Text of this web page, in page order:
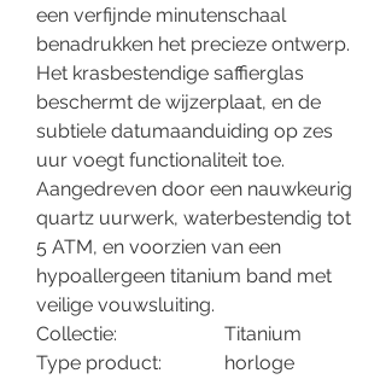
een verfijnde minutenschaal
benadrukken het precieze ontwerp.
Het krasbestendige saffierglas
beschermt de wijzerplaat, en de
subtiele datumaanduiding op zes
uur voegt functionaliteit toe.
Aangedreven door een nauwkeurig
quartz uurwerk, waterbestendig tot
5 ATM, en voorzien van een
hypoallergeen titanium band met
veilige vouwsluiting.
Collectie:
Titanium
Type product:
horloge